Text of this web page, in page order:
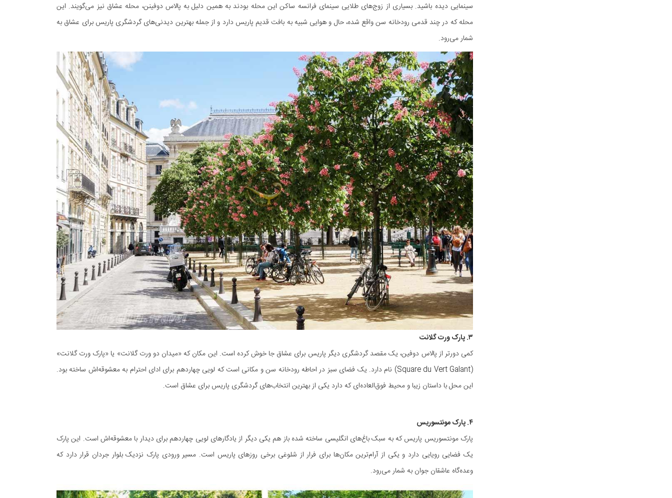
سینمایی دیده باشید. بسیاری از زوج‌های طلایی سینمای فرانسه ساکن این محله بودند به همین دلیل به پالاس دوفینن، محله عشاق نیز می‌گویند. این
محله که در چند قدمی رودخانه سن واقع شده، حال و هوایی شبیه به بافت قدیم پاریس دارد و از جمله بهترین دیدنی‌های گردشگری پاریس برای عشاق به
شمار می‌رود.
۳. پارک ورت گلانت
کمی دورتر از پالاس دوفین، یک مقصد گردشگری دیگر پاریس برای عشاق جا خوش کرده است. این مکان که «میدان دو ورت گلانت» یا «پارک ورت گلانت»
(Square du Vert Galant) نام دارد. یک فضای سبز در احاطه رودخانه سن و مکانی است که لویی چهاردهم برای ادای احترام به معشوقه‌اش ساخته بود.
این محل با داستان زیبا و محیط فوق‌العاده‌ای که دارد یکی از بهترین انتخاب‌های گردشگری پاریس برای عشاق است.
۴. پارک مونتسوریس
پارک مونتسوریس پاریس که به سبک باغ‌های انگلیسی ساخته شده باز هم یکی دیگر از یادگارهای لویی چهاردهم برای دیدار با معشوقه‌اش است. این پارک
یک فضایی رویایی دارد و یکی از آرام‌ترین مکان‌ها برای فرار از شلوغی برخی روزهای پاریس است. مسیر ورودی پارک نزدیک بلوار جردان قرار دارد که
وعده‌گاه عاشقان جوان به شمار می‌رود.